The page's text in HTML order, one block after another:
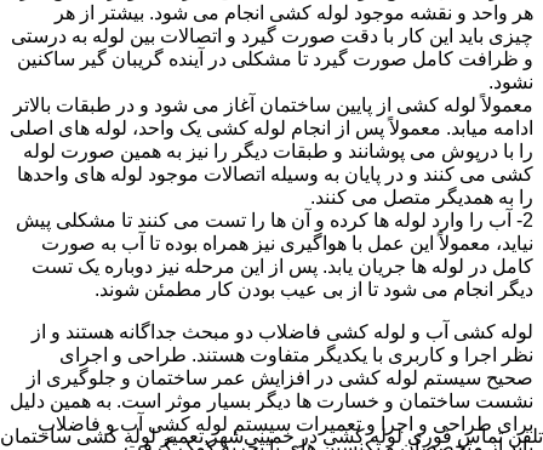
هر واحد و نقشه موجود لوله کشی انجام می شود. بیشتر از هر
چیزی باید این کار با دقت صورت گیرد و اتصالات بین لوله به درستی
و ظرافت کامل صورت گیرد تا مشکلی در آینده گریبان گیر ساکنین
نشود.
معمولاً لوله کشی از پایین ساختمان آغاز می شود و در طبقات بالاتر
ادامه میابد. معمولاً پس از انجام لوله کشی یک واحد، لوله های اصلی
را با درپوش می پوشانند و طبقات دیگر را نیز به همین صورت لوله
کشی می کنند و در پایان به وسیله اتصالات موجود لوله های واحدها
را به همدیگر متصل می کنند.
2- آب را وارد لوله ها کرده و آن ها را تست می کنند تا مشکلی پیش
نیاید، معمولاً این عمل با هواگیری نیز همراه بوده تا آب به صورت
کامل در لوله ها جریان یابد. پس از این مرحله نیز دوباره یک تست
دیگر انجام می شود تا از بی عیب بودن کار مطمئن شوند.
لوله کشی آب و لوله کشی فاضلاب دو مبحث جداگانه هستند و از
نظر اجرا و کاربری با یکدیگر متفاوت هستند. طراحی و اجرای
صحیح سیستم لوله کشی در افزایش عمر ساختمان و جلوگیری از
نشست ساختمان و خسارت ها دیگر بسیار موثر است. به همین دلیل
برای طراحی و اجرا و تعمیرات سیستم لوله کشی آب و فاضلاب
تلفن تماس فوریلوله کشی در خمینی‌شهر,تعمیر لوله کشی ساختمان